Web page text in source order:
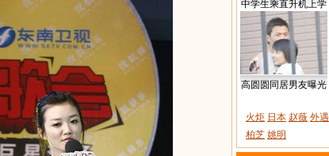
中学生乘直升机上学
高圆圆同居男友曝光
火炬 日本 赵薇 外遇
柏芝 姚明